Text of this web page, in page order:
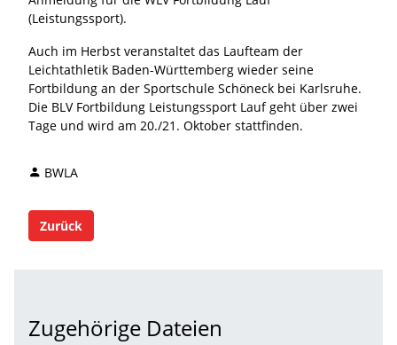
(Leistungssport).
Auch im Herbst veranstaltet das Laufteam der
Leichtathletik Baden-Württemberg wieder seine
Fortbildung an der Sportschule Schöneck bei Karlsruhe.
Die BLV Fortbildung Leistungssport Lauf geht über zwei
Tage und wird am 20./21. Oktober stattfinden.
BWLA
Zurück
Zugehörige Dateien